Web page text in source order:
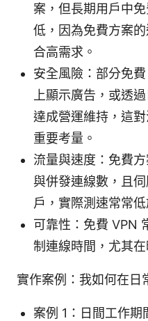
案，但長期用戶中
低，因為免費方案
合高需求。
安全風險：部分免
上顯示廣告，或透
達成營運維持，這
重要考量。
流量與速度：免費
與併發連線數，且
戶，實際測速常常
可靠性：免費 VPN
制連線時間，尤其在
實作案例：我如何在
案例 1：日間工作期